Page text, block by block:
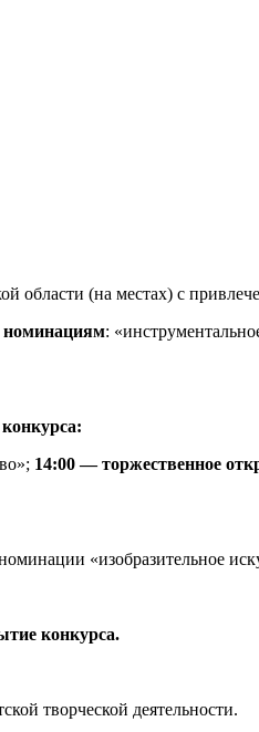
области (на местах) с
номинациям:
14:00 — торжественное
«изобразительное
конкурса.
творческой деятельности.